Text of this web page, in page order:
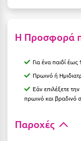
Ικαρία
Ιωάννινα
Καβάλα
Η Προσφορά
Για ένα παιδί
Πρωινό ή
Εάν επιλέξετε
πρωινό και βραδινό
Παροχές